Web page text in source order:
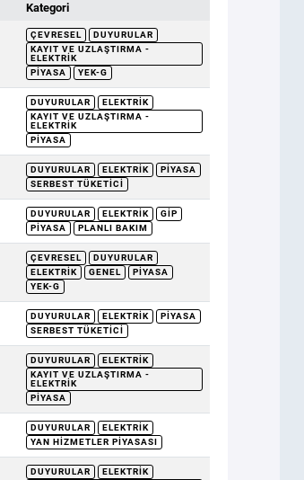
Kategori
ÇEVRESEL
DUYURULAR
KAYIT VE UZLAŞTIRMA -
ELEKTRIK
PIYASA
YEK-G
DUYURULAR
ELEKTRIK
KAYIT VE UZLAŞTIRMA -
ELEKTRIK
PIYASA
DUYURULAR ELEKTRIK
PIYASA
SERBEST TÜKETICI
DUYURULAR ELEKTRIK
GİP
PIYASA
PLANLI BAKIM
ÇEVRESEL
DUYURULAR
ELEKTRIK
GENEL
PIYASA
YEK-G
DUYURULAR ELEKTRIK
PIYASA
SERBEST TÜKETICI
DUYURULAR
ELEKTRIK
KAYIT VE UZLAŞTIRMA -
ELEKTRIK
PIYASA
DUYURULAR
ELEKTRIK
YAN HIZMETLER PIYASASI
DUYURULAR
ELEKTRIK